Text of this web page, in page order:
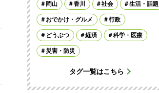
岡山 香川 社会 生活・話題
おでかけ・グルメ 行政
どうぶつ 経済 科学・医療
災害・防災
タグ一覧はこちら